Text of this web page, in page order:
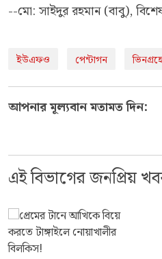
--মো: সাইদুর রহমান (বাবু), বিশেষ
ইউএফও পেন্টাগন
আপনার মূল্যবান মতামত দিন:
এই বিভাগের জনপ্রিয়